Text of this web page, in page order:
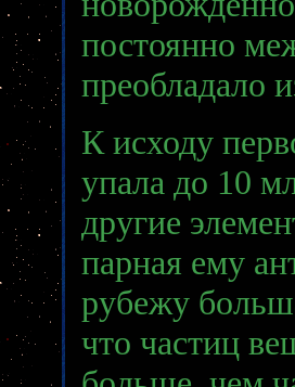
постоянно
преобладало
К исходу
упала до 10
другие
парная ему
рубежу
что частиц